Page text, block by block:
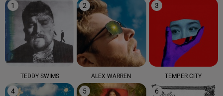
1
TEDDY SWIMS
2
ALEX WARREN
3
TEMPER CITY
4 5 6